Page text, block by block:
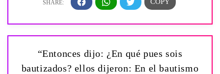
“Entonces dijo: ¿En qué pues sois
bautizados? ellos dijeron: En el bautismo